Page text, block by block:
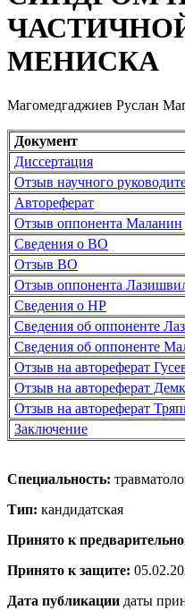
МЕНИСКА
Магомедгаджиев Руслан
Документ
Диссертация
Отзыв научного
Автореферат
Отзыв оппонента Маланин
Сведения о ВО
Отзыв ВО
Отзыв оппонента
Сведения о НР
Сведения об оппоненте
Сведения об оппоненте
Отзыв на автореферат
Отзыв на автореферат
Отзыв на автореферат
Заключение
Специальность:
Тип: кандидатская
Принято к
Принято к защите:
Дата публикации даты